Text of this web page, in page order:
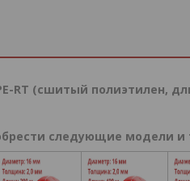
RT (сшитый полиэтилен,
следующие модели и